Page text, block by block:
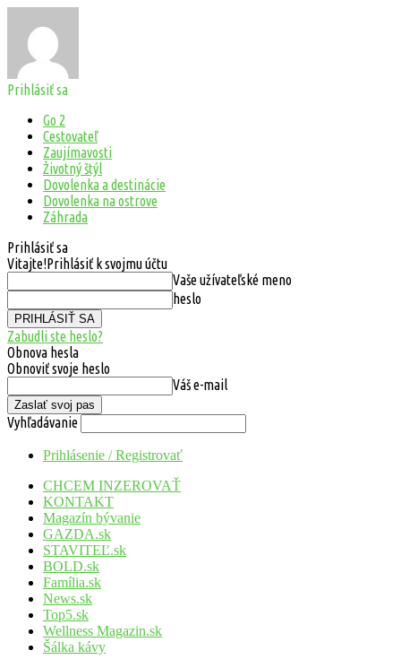
Prihlásiť sa
Go 2
Cestovateľ
Zaujímavosti
Životný štýl
Dovolenka a destinácie
Dovolenka na ostrove
Záhrada
Prihlásiť sa
Vitajte!Prihlásiť k svojmu účtu
Vaše užívateľské meno
heslo
Zabudli ste heslo?
Obnova hesla
Obnoviť svoje heslo
Váš e-mail
Vyhľadávanie
Prihlásenie / Registrovať
CHCEM INZEROVAŤ
KONTAKT
Magazín bývanie
GAZDA.sk
STAVITEĽ.sk
BOLD.sk
Família.sk
News.sk
Top5.sk
Wellness Magazin.sk
Šálka kávy